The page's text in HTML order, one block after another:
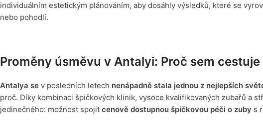
individuálním estetickým plánováním, aby dosáhly výsledků, které se
nebo pohodlí.
Proměny úsměvu v Antalyi: Proč sem
Antalya se v posledních letech nenápadně stala jednou z nejlepších
proč. Díky kombinaci špičkových klinik, vysoce kvalifikovaných zubařů a
jedinečného: možnost spojit cenově dostupnou špičkovou péči o zuby s